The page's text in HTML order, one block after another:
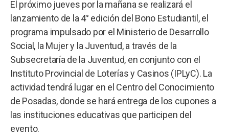
El próximo jueves por la mañana se realizará el
lanzamiento de la 4° edición del Bono Estudiantil, el
programa impulsado por el Ministerio de Desarrollo
Social, la Mujer y la Juventud, a través de la
Subsecretaría de la Juventud, en conjunto con el
Instituto Provincial de Loterías y Casinos (IPLyC). La
actividad tendrá lugar en el Centro del Conocimiento
de Posadas, donde se hará entrega de los cupones a
las instituciones educativas que participen del
evento.